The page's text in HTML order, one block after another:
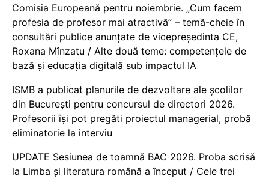
Comisia Europeană pentru noiembrie. „Cum facem
profesia de profesor mai atractivă” – temă-cheie în
consultări publice anunțate de vicepreședinta CE,
Roxana Mînzatu / Alte două teme: competențele de
bază și educația digitală sub impactul IA
ISMB a publicat planurile de dezvoltare ale școlilor
din București pentru concursul de directori 2026.
Profesorii își pot pregăti proiectul managerial, probă
eliminatorie la interviu
UPDATE Sesiunea de toamnă BAC 2026. Proba scrisă
la Limba și literatura română a început / Cele trei